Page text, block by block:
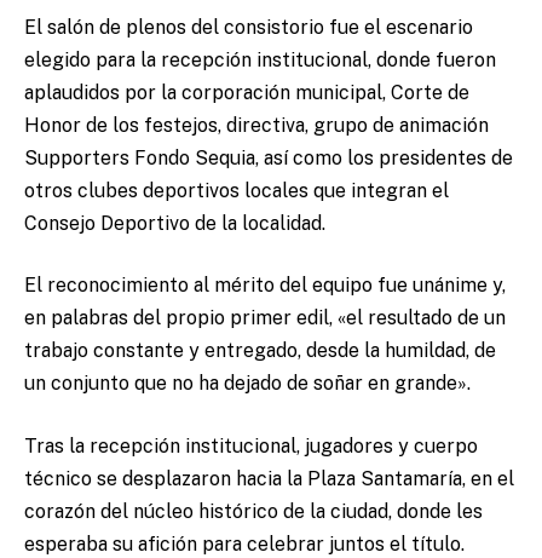
El salón de plenos del consistorio fue el escenario
elegido para la recepción institucional, donde fueron
aplaudidos por la corporación municipal, Corte de
Honor de los festejos, directiva, grupo de animación
Supporters Fondo Sequia, así como los presidentes de
otros clubes deportivos locales que integran el
Consejo Deportivo de la localidad.
El reconocimiento al mérito del equipo fue unánime y,
en palabras del propio primer edil, «el resultado de un
trabajo constante y entregado, desde la humildad, de
un conjunto que no ha dejado de soñar en grande».
Tras la recepción institucional, jugadores y cuerpo
técnico se desplazaron hacia la Plaza Santamaría, en el
corazón del núcleo histórico de la ciudad, donde les
esperaba su afición para celebrar juntos el título.